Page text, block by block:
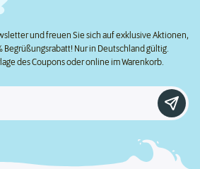
und freuen Sie sich auf exklusive Aktionen,
Begrüßungsrabatt! Nur in Deutschland gültig.
des Coupons oder online im Warenkorb.